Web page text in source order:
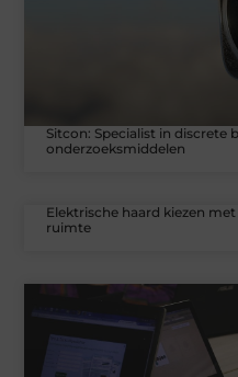
Sitcon: Specialist in discrete
onderzoeksmiddelen
Elektrische haard kiezen
ruimte